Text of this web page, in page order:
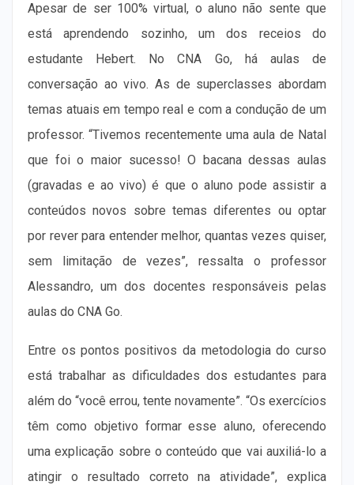
Apesar de ser 100% virtual, o aluno não sente que
está aprendendo sozinho, um dos receios do
estudante Hebert. No CNA Go, há aulas de
conversação ao vivo. As de superclasses abordam
temas atuais em tempo real e com a condução de um
professor. “Tivemos recentemente uma aula de Natal
que foi o maior sucesso! O bacana dessas aulas
(gravadas e ao vivo) é que o aluno pode assistir a
conteúdos novos sobre temas diferentes ou optar
por rever para entender melhor, quantas vezes quiser,
sem limitação de vezes”, ressalta o professor
Alessandro, um dos docentes responsáveis pelas
aulas do CNA Go.
Entre os pontos positivos da metodologia do curso
está trabalhar as dificuldades dos estudantes para
além do “você errou, tente novamente”. “Os exercícios
têm como objetivo formar esse aluno, oferecendo
uma explicação sobre o conteúdo que vai auxiliá-lo a
atingir o resultado correto na atividade”, explica